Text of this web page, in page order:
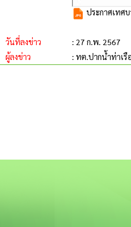
ประกาศเทศ
วันที่ลงข่าว
: 27 ก.พ. 2567
ผู้ลงข่าว
: ทต.ปากน้ำท่าเรื